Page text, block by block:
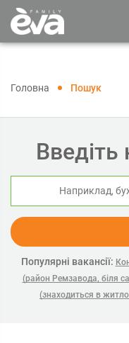
Головна Пошук
Введіть
Популярні вакансії:
(район Ремзавода, біля
(знаходиться в